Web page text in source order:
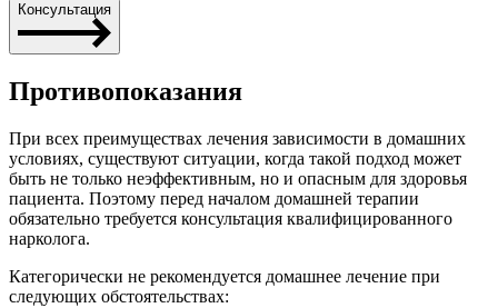
Консультация
Противопоказания
При всех преимуществах лечения зависимости в домашних
условиях, существуют ситуации, когда такой подход может
быть не только неэффективным, но и опасным для здоровья
пациента. Поэтому перед началом домашней терапии
обязательно требуется консультация квалифицированного
нарколога.
Категорически не рекомендуется домашнее лечение при
следующих обстоятельствах: